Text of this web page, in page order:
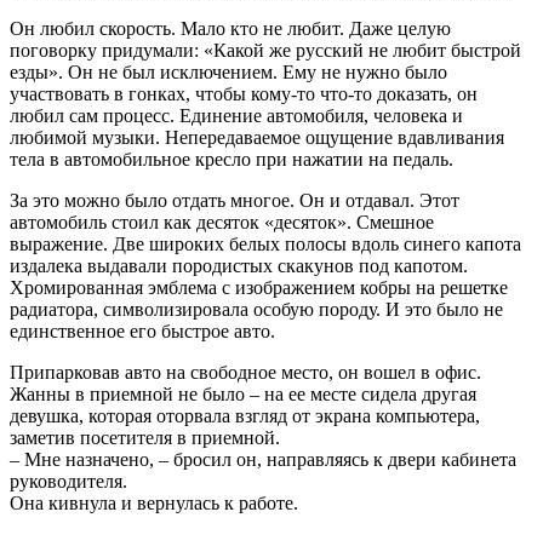
Он любил скорость. Мало кто не любит. Даже целую
поговорку придумали: «Какой же русский не любит быстрой
езды». Он не был исключением. Ему не нужно было
участвовать в гонках, чтобы кому-то что-то доказать, он
любил сам процесс. Единение автомобиля, человека и
любимой музыки. Непередаваемое ощущение вдавливания
тела в автомобильное кресло при нажатии на педаль.
За это можно было отдать многое. Он и отдавал. Этот
автомобиль стоил как десяток «десяток». Смешное
выражение. Две широких белых полосы вдоль синего капота
издалека выдавали породистых скакунов под капотом.
Хромированная эмблема с изображением кобры на решетке
радиатора, символизировала особую породу. И это было не
единственное его быстрое авто.
Припарковав авто на свободное место, он вошел в офис.
Жанны в приемной не было – на ее месте сидела другая
девушка, которая оторвала взгляд от экрана компьютера,
заметив посетителя в приемной.
– Мне назначено, – бросил он, направляясь к двери кабинета
руководителя.
Она кивнула и вернулась к работе.